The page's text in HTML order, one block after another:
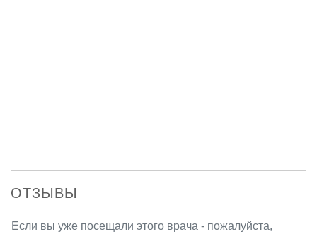
ОТЗЫВЫ
Если вы уже посещали этого врача - пожалуйста,